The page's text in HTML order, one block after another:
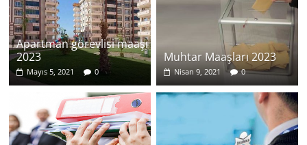
Apartman görevlisi maaşı
2023
Mayıs 5, 2021 0
Muhtar Maaşları 2023
Nisan 9, 2021 0